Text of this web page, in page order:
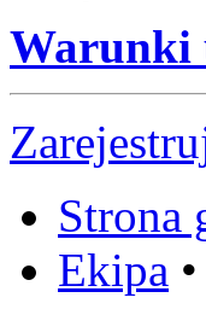
Warunki
Strona
Ekipa •